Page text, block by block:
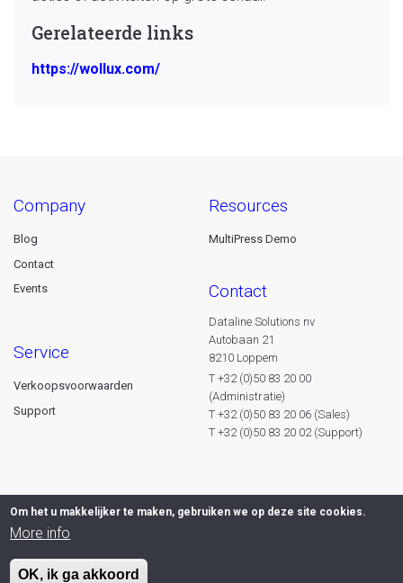
Gerelateerde links
https://wollux.com/
company
Blog
Contact
Events
service
Verkoopsvoorwaarden
Support
resources
MultiPress Demo
contact
Dataline Solutions nv
Autobaan 21
8210 Loppem
T +32 (0)50 83 20 00
(Administratie)
T +32 (0)50 83 20 06 (Sales)
T +32 (0)50 83 20 02 (Support)
© 2026 Dataline nv. All rights reserved -
Om het u makkelijker te maken, gebruiken we op deze site cookies.
More info
OK, ik ga akkoord